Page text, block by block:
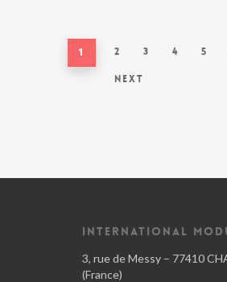
1 2 3 4 5
Next
INTERNATIONAL
3, rue de Messy – 77410
(France)